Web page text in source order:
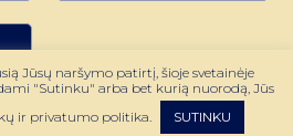
VISOS TEISĖS SAUGOMOS
WEBMODE.LT
Jūsų naršymo patirtį, šioje svetainėje
"Sutinku" arba bet kurią nuorodą, Jūs
ir privatumo politika.
SUTINKU